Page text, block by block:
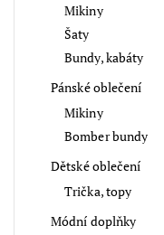
Mikiny
Šaty
Bundy, kabáty
Pánské oblečení
Mikiny
Bomber bundy
Dětské oblečení
Trička, topy
Módní doplňky